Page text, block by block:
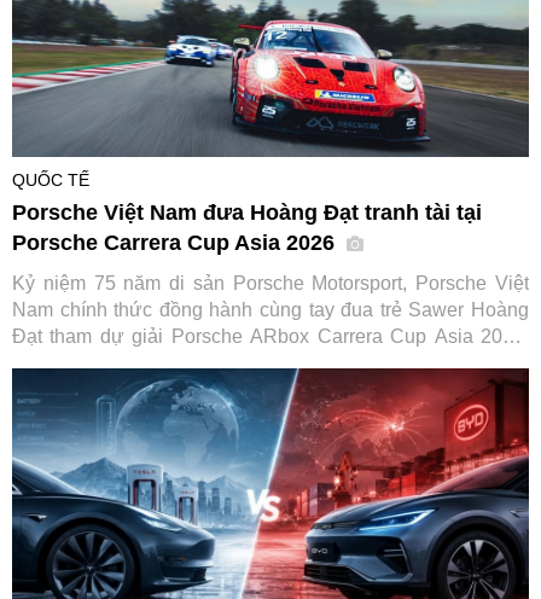
QUỐC TẾ
Porsche Việt Nam đưa Hoàng Đạt tranh tài tại
Porsche Carrera Cup Asia 2026
Kỷ niệm 75 năm di sản Porsche Motorsport, Porsche Việt
Nam chính thức đồng hành cùng tay đua trẻ Sawer Hoàng
Đạt tham dự giải Porsche ARbox Carrera Cup Asia 2026.
trường danh giá này, đồng thời đánh dấu cột mốc mới trong
hành trình phát triển văn hóa xe thể thao của Porsche tại
Việt Nam.